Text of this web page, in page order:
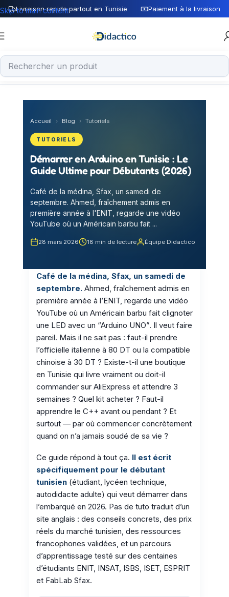
Livraison rapide partout en Tunisie Paiement à la livraison
Skip to main content
Accueil › Blog › Tutoriels
TUTORIELS
Démarrer en Arduino en Tunisie : Le
Guide Ultime pour Débutants (2026)
Café de la médina, Sfax, un samedi de
septembre. Ahmed, fraîchement admis en
première année à l'ENIT, regarde une vidéo
YouTube où un Américain barbu fait ...
28 mars 2026 18 min de lecture Équipe Didactico
Café de la médina, Sfax, un samedi de
septembre. Ahmed, fraîchement admis en
première année à l’ENIT, regarde une vidéo
YouTube où un Américain barbu fait clignoter
une LED avec un “Arduino UNO”. Il veut faire
pareil. Mais il ne sait pas : faut-il prendre
l’officielle italienne à 80 DT ou la compatible
chinoise à 30 DT ? Existe-t-il une boutique
en Tunisie qui livre vraiment ou doit-il
commander sur AliExpress et attendre 3
semaines ? Quel kit acheter ? Faut-il
apprendre le C++ avant ou pendant ? Et
surtout — par où commencer concrètement
quand on n’a jamais soudé de sa vie ?
Ce guide répond à tout ça. Il est écrit
spécifiquement pour le débutant
tunisien (étudiant, lycéen technique,
autodidacte adulte) qui veut démarrer dans
l’embarqué en 2026. Pas de tuto traduit d’un
site anglais : des conseils concrets, des prix
réels du marché tunisien, des ressources
francophones validées, et un parcours
d’apprentissage testé sur des centaines
d’étudiants ENIT, INSAT, ISBS, ISET, ESPRIT
et FabLab Sfax.